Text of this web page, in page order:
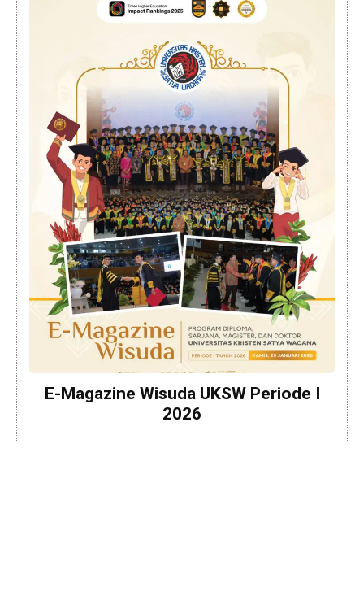
E-Magazine Wisuda UKSW Periode I
2026